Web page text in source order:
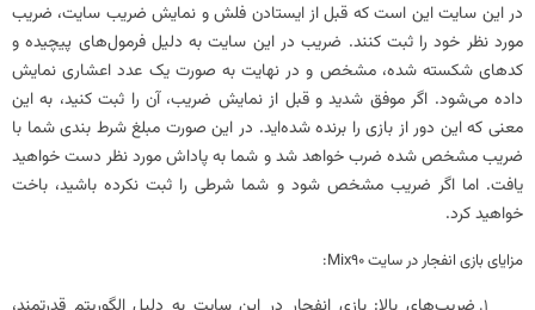
در این سایت این است که قبل از ایستادن فلش و نمایش ضریب سایت، ضریب
مورد نظر خود را ثبت کنند. ضریب در این سایت به دلیل فرمول‌های پیچیده و
کد‌های شکسته شده، مشخص و در نهایت به صورت یک عدد اعشاری نمایش
داده می‌شود. اگر موفق شدید و قبل از نمایش ضریب، آن را ثبت کنید، به این
معنی که این دور از بازی را برنده شده‌اید. در این صورت مبلغ شرط بندی شما با
ضریب مشخص شده ضرب خواهد شد و شما به پاداش مورد نظر دست خواهید
یافت. اما اگر ضریب مشخص شود و شما شرطی را ثبت نکرده باشید، باخت
خواهید کرد.
مزایای بازی انفجار در سایت Mix90: